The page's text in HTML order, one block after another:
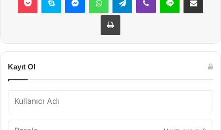
Yazdır
Kayıt Ol